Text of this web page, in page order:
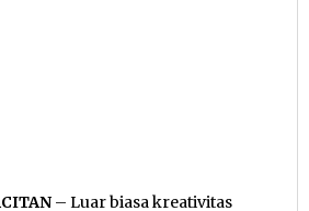
– Luar biasa kreativitas